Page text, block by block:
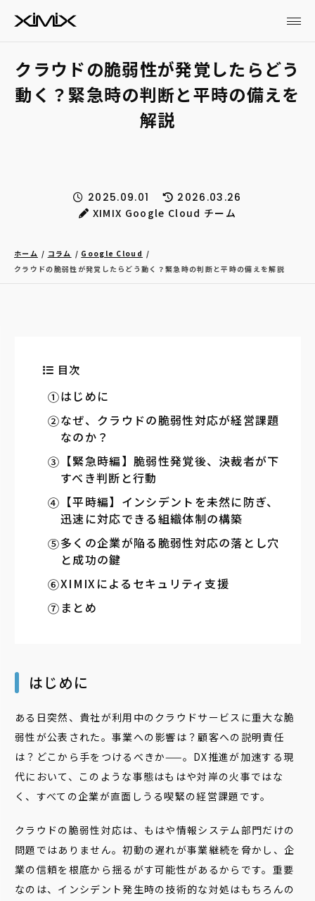
クラウドの脆弱性が発覚したらどう
動く？緊急時の判断と平時の備えを
解説
2025.09.01
2026.03.26
XIMIX Google Cloud チーム
ホーム コラム
Google Cloud
クラウドの脆弱性が発覚したらどう動く？緊急時の判断と平時の備えを解説
目次
はじめに
なぜ、クラウドの脆弱性対応が経営課題
なのか？
【緊急時編】脆弱性発覚後、決裁者が下
すべき判断と行動
【平時編】インシデントを未然に防ぎ、
迅速に対応できる組織体制の構築
多くの企業が陥る脆弱性対応の落とし穴
と成功の鍵
XIMIXによるセキュリティ支援
まとめ
はじめに
ある日突然、貴社が利用中のクラウドサービスに重大な脆
弱性が公表された。事業への影響は？顧客への説明責任
は？どこから手をつけるべきか——。DX推進が加速する現
代において、このような事態はもはや対岸の火事ではな
く、すべての企業が直面しうる喫緊の経営課題です。
クラウドの脆弱性対応は、もはや情報システム部門だけの
問題ではありません。初動の遅れが事業継続を脅かし、企
業の信頼を根底から揺るがす可能性があるからです。重要
なのは、インシデント発生時の技術的な対処はもちろんの